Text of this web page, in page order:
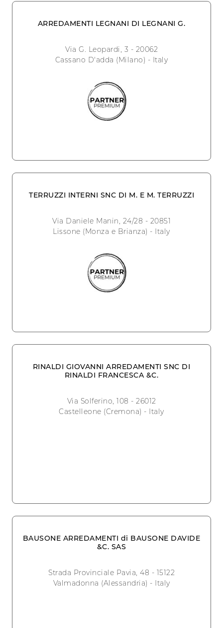
ARREDAMENTI LEGNANI DI LEGNANI G.
Via G. Leopardi, 3 - 20062
Cassano D'adda (Milano) - Italy
TERRUZZI INTERNI SNC DI M. E M. TERRUZZI
Via Daniele Manin, 24/28 - 20851
Lissone (Monza e Brianza) - Italy
RINALDI GIOVANNI ARREDAMENTI SNC DI
RINALDI FRANCESCA &C.
Via Solferino, 108 - 26012
Castelleone (Cremona) - Italy
BAUSONE ARREDAMENTI di BAUSONE DAVIDE
&C. SAS
Strada Provinciale Pavia, 48 - 15122
Valmadonna (Alessandria) - Italy